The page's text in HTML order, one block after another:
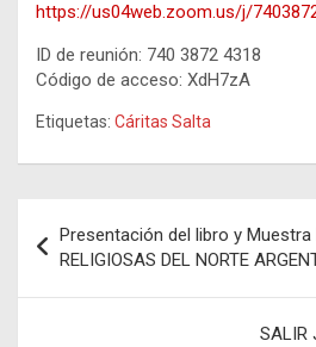
https://us04web.zoom.us/j/
ID de reunión: 740 3872 4318
Código de acceso: XdH7zA
Etiquetas: Cáritas Salta
de
entradas
Presentación del libro y Muestra
RELIGIOSAS DEL NORTE
SALIR